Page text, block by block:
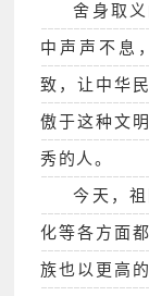
舍身取
中声声不息
致，让中华
傲于这种文
秀的人。
今天，
化等各方面
族也以更高